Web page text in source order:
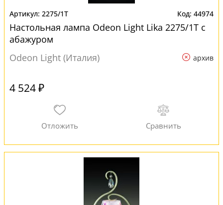
2275/1T 44974
Настольная лампа Odeon Light Lika 2275/1T с
абажуром
Odeon Light (Италия)
архив
4 524 ₽